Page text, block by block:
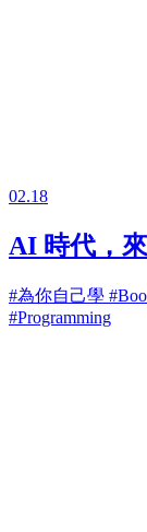
02.18
AI 時代，
#為你自己學
#Programming